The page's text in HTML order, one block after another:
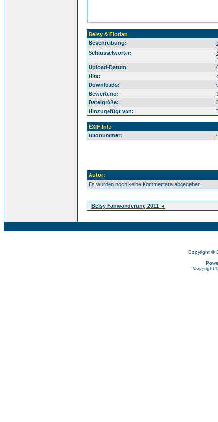
Belsy & Florian
Beschreibung:
Schlüsselwörter:
Upload-Datum:
Hits:
Downloads:
Bewertung:
Dateigröße:
Hinzugefügt von:
EXIF Info
Bildnummer:
Autor:
Es wurden noch keine Kommentare abgegeben.
Belsy Fanwanderung 2011 ◄
Copyright ©
Copyright